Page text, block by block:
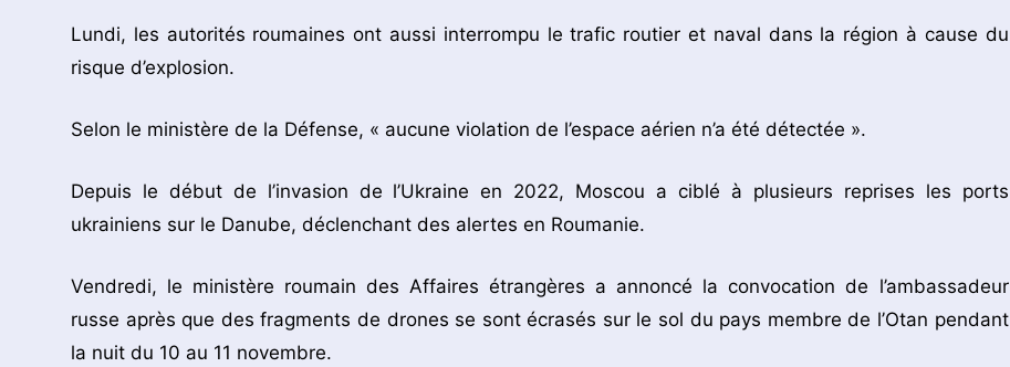
Lundi, les autorités roumaines ont aussi interrompu le trafic routier et naval dans la région à cause du
risque d’explosion.
Selon le ministère de la Défense, « aucune violation de l’espace aérien n’a été détectée ».
Depuis le début de l’invasion de l’Ukraine en 2022, Moscou a ciblé à plusieurs reprises les ports
ukrainiens sur le Danube, déclenchant des alertes en Roumanie.
Vendredi, le ministère roumain des Affaires étrangères a annoncé la convocation de l’ambassadeur
russe après que des fragments de drones se sont écrasés sur le sol du pays membre de l’Otan pendant
la nuit du 10 au 11 novembre.